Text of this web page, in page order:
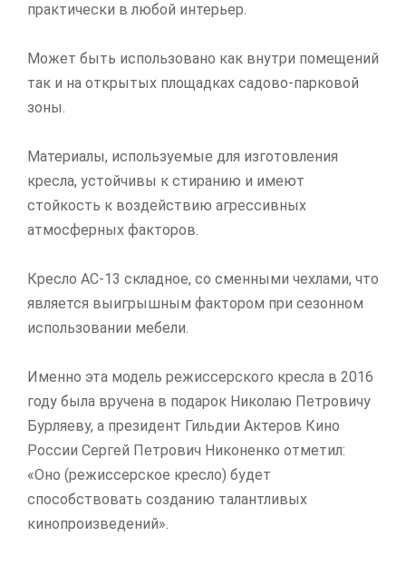
практически в любой интерьер.
Может быть использовано как внутри помещений
так и на открытых площадках садово-парковой
зоны.
Материалы, используемые для изготовления
кресла, устойчивы к стиранию и имеют
стойкость к воздействию агрессивных
атмосферных факторов.
Кресло АС-13 складное, со сменными чехлами, что
является выигрышным фактором при сезонном
использовании мебели.
Именно эта модель режиссерского кресла в 2016
году была вручена в подарок Николаю Петровичу
Бурляеву, а президент Гильдии Актеров Кино
России Сергей Петрович Никоненко отметил:
«Оно (режиссерское кресло) будет
способствовать созданию талантливых
кинопроизведений».